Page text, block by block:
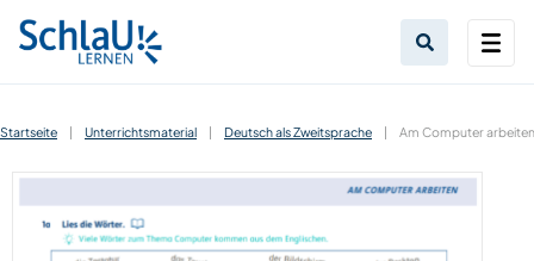
Startseite | Unterrichtsmaterial | Deutsch als Zweitsprache | Am Computer arbeiten